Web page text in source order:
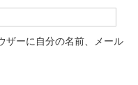
ザーに自分の名前、メール